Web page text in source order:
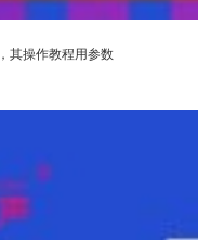
其操作教程用参数